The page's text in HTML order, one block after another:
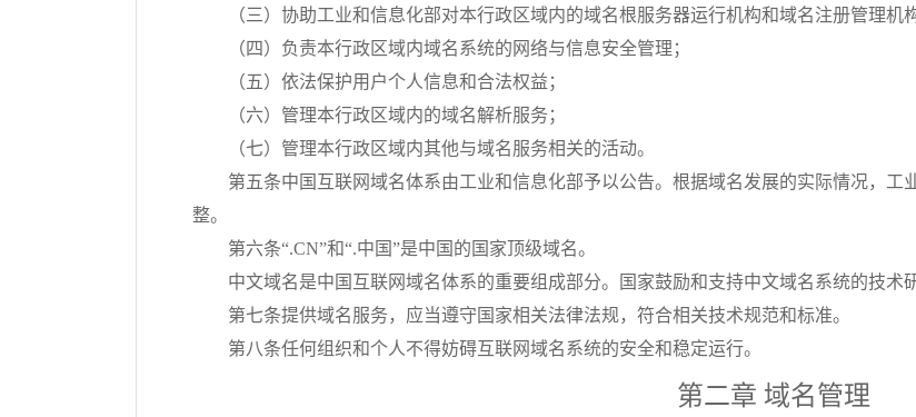
（三）协助工业和信息化部对本行政区域内的域名根服务器运行机构和域名注册管理机
（四）负责本行政区域内域名系统的网络与信息安全管理；
（五）依法保护用户个人信息和合法权益；
（六）管理本行政区域内的域名解析服务；
（七）管理本行政区域内其他与域名服务相关的活动。
第五条中国互联网域名体系由工业和信息化部予以公告。根据域名发展的实际情况，工
整。
第六条“.CN”和“.中国”是中国的国家顶级域名。
中文域名是中国互联网域名体系的重要组成部分。国家鼓励和支持中文域名系统的技术
第七条提供域名服务，应当遵守国家相关法律法规，符合相关技术规范和标准。
第八条任何组织和个人不得妨碍互联网域名系统的安全和稳定运行。
第二章 域名管理